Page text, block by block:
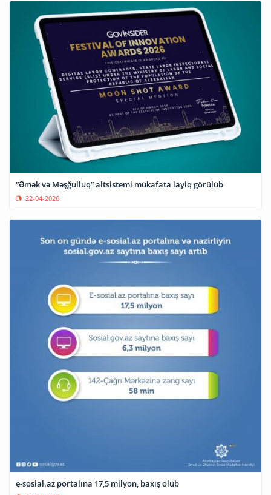
“Əmək və Məşğulluq” altsistemi mükafata layiq görülüb
22-04-2026
e-sosial.az portalına 17,5 milyon, baxış olub